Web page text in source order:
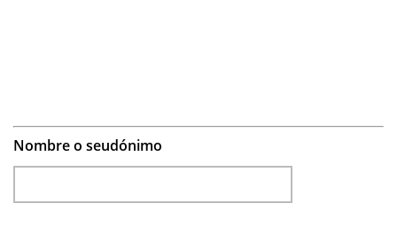
Nombre o seudónimo